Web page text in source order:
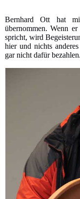
Bernhard Ott hat
übernommen. Wenn
spricht, wird
hier und nichts
gar nicht dafür bezahlen.